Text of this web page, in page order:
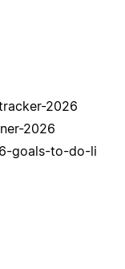
2026
2026
goals-to-do-li